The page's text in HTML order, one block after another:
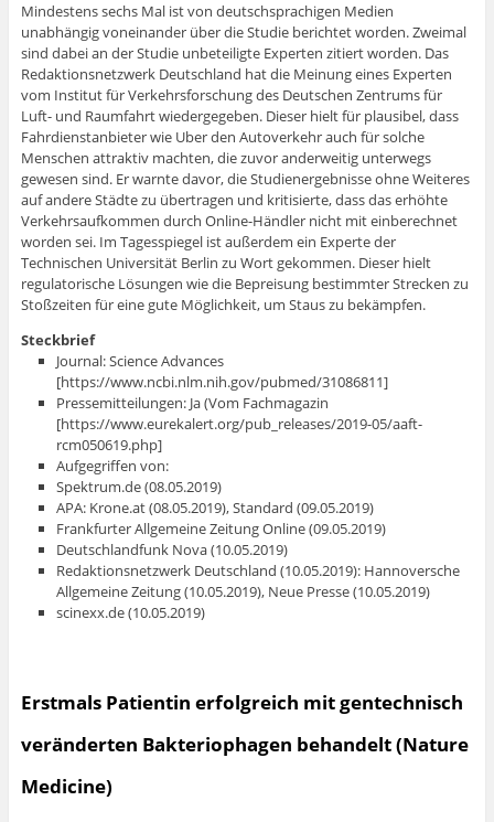
Mindestens sechs Mal ist von deutschsprachigen Medien
unabhängig voneinander über die Studie berichtet worden. Zweimal
sind dabei an der Studie unbeteiligte Experten zitiert worden. Das
Redaktionsnetzwerk Deutschland hat die Meinung eines Experten
vom Institut für Verkehrsforschung des Deutschen Zentrums für
Luft- und Raumfahrt wiedergegeben. Dieser hielt für plausibel, dass
Fahrdienstanbieter wie Uber den Autoverkehr auch für solche
Menschen attraktiv machten, die zuvor anderweitig unterwegs
gewesen sind. Er warnte davor, die Studienergebnisse ohne Weiteres
auf andere Städte zu übertragen und kritisierte, dass das erhöhte
Verkehrsaufkommen durch Online-Händler nicht mit einberechnet
worden sei. Im Tagesspiegel ist außerdem ein Experte der
Technischen Universität Berlin zu Wort gekommen. Dieser hielt
regulatorische Lösungen wie die Bepreisung bestimmter Strecken zu
Stoßzeiten für eine gute Möglichkeit, um Staus zu bekämpfen.
Steckbrief
Journal: Science Advances
[https://www.ncbi.nlm.nih.gov/pubmed/31086811]
Pressemitteilungen: Ja (Vom Fachmagazin
[https://www.eurekalert.org/pub_releases/2019-05/aaft-
rcm050619.php]
Aufgegriffen von:
Spektrum.de (08.05.2019)
APA: Krone.at (08.05.2019), Standard (09.05.2019)
Frankfurter Allgemeine Zeitung Online (09.05.2019)
Deutschlandfunk Nova (10.05.2019)
Redaktionsnetzwerk Deutschland (10.05.2019): Hannoversche
Allgemeine Zeitung (10.05.2019), Neue Presse (10.05.2019)
scinexx.de (10.05.2019)
Erstmals Patientin erfolgreich mit gentechnisch
veränderten Bakteriophagen behandelt (Nature
Medicine)